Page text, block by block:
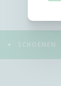
SCHOENEN